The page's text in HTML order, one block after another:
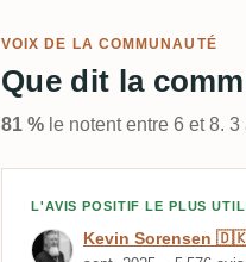
VOIX DE LA COMMUNAUTÉ
Que dit la
81 % le notent entre 6 et 8.
Avis de Kevin
L'AVIS POSITIF LE PLUS
Kevin Sorensen